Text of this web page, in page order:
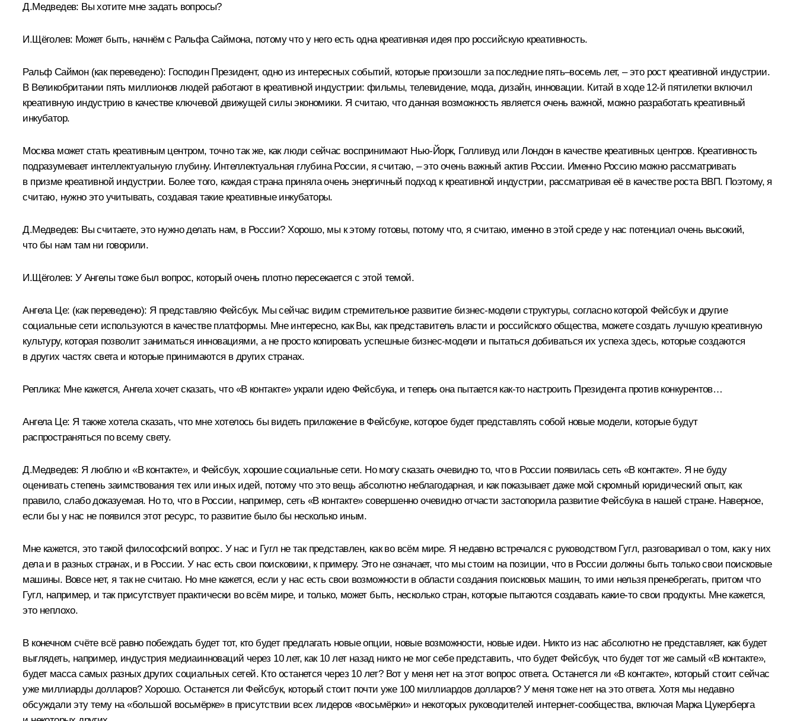
Д.Медведев: Вы хотите мне задать вопросы?
И.Щёголев: Может быть, начнём с Ральфа Саймона, потому что у него есть одна креативная идея про российскую креативность.
Ральф Саймон (как переведено): Господин Президент, одно из интересных событий, которые произошли за последние пять–восемь лет, – это рост креативной индустрии.
В Великобритании пять миллионов людей работают в креативной индустрии: фильмы, телевидение, мода, дизайн, инновации. Китай в ходе 12-й пятилетки включил
креативную индустрию в качестве ключевой движущей силы экономики. Я считаю, что данная возможность является очень важной, можно разработать креативный
инкубатор.
Москва может стать креативным центром, точно так же, как люди сейчас воспринимают Нью-Йорк, Голливуд или Лондон в качестве креативных центров. Креативность
подразумевает интеллектуальную глубину. Интеллектуальная глубина России, я считаю, – это очень важный актив России. Именно Россию можно рассматривать
в призме креативной индустрии. Более того, каждая страна приняла очень энергичный подход к креативной индустрии, рассматривая её в качестве роста ВВП. Поэтому, я
считаю, нужно это учитывать, создавая такие креативные инкубаторы.
Д.Медведев: Вы считаете, это нужно делать нам, в России? Хорошо, мы к этому готовы, потому что, я считаю, именно в этой среде у нас потенциал очень высокий,
что бы нам там ни говорили.
И.Щёголев: У Ангелы тоже был вопрос, который очень плотно пересекается с этой темой.
Ангела Це: (как переведено): Я представляю Фейсбук. Мы сейчас видим стремительное развитие бизнес-модели структуры, согласно которой Фейсбук и другие
социальные сети используются в качестве платформы. Мне интересно, как Вы, как представитель власти и российского общества, можете создать лучшую креативную
культуру, которая позволит заниматься инновациями, а не просто копировать успешные бизнес-модели и пытаться добиваться их успеха здесь, которые создаются
в других частях света и которые принимаются в других странах.
Реплика: Мне кажется, Ангела хочет сказать, что «В контакте» украли идею Фейсбука, и теперь она пытается как‑то настроить Президента против конкурентов…
Ангела Це: Я также хотела сказать, что мне хотелось бы видеть приложение в Фейсбуке, которое будет представлять собой новые модели, которые будут
распространяться по всему свету.
Д.Медведев: Я люблю и «В контакте», и Фейсбук, хорошие социальные сети. Но могу сказать очевидно то, что в России появилась сеть «В контакте». Я не буду
оценивать степень заимствования тех или иных идей, потому что это вещь абсолютно неблагодарная, и как показывает даже мой скромный юридический опыт, как
правило, слабо доказуемая. Но то, что в России, например, сеть «В контакте» совершенно очевидно отчасти застопорила развитие Фейсбука в нашей стране. Наверное,
если бы у нас не появился этот ресурс, то развитие было бы несколько иным.
Мне кажется, это такой философский вопрос. У нас и Гугл не так представлен, как во всём мире. Я недавно встречался с руководством Гугл, разговаривал о том, как у них
дела и в разных странах, и в России. У нас есть свои поисковики, к примеру. Это не означает, что мы стоим на позиции, что в России должны быть только свои поисковые
машины. Вовсе нет, я так не считаю. Но мне кажется, если у нас есть свои возможности в области создания поисковых машин, то ими нельзя пренебрегать, притом что
Гугл, например, и так присутствует практически во всём мире, и только, может быть, несколько стран, которые пытаются создавать какие‑то свои продукты. Мне кажется,
это неплохо.
В конечном счёте всё равно побеждать будет тот, кто будет предлагать новые опции, новые возможности, новые идеи. Никто из нас абсолютно не представляет, как будет
выглядеть, например, индустрия медиаинноваций через 10 лет, как 10 лет назад никто не мог себе представить, что будет Фейсбук, что будет тот же самый «В контакте»,
будет масса самых разных других социальных сетей. Кто останется через 10 лет? Вот у меня нет на этот вопрос ответа. Останется ли «В контакте», который стоит сейчас
уже миллиарды долларов? Хорошо. Останется ли Фейсбук, который стоит почти уже 100 миллиардов долларов? У меня тоже нет на это ответа. Хотя мы недавно
обсуждали эту тему на «большой восьмёрке» в присутствии всех лидеров «восьмёрки» и некоторых руководителей интернет-сообщества, включая Марка Цукерберга